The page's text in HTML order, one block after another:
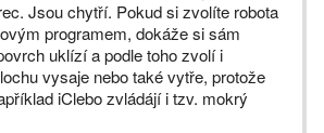
Jsou chytří. Pokud si zvolíte robota
programem, dokáže si sám
uklízí a podle toho zvolí i
vysaje nebo také vytře, protože
iClebo zvládájí i tzv. mokrý